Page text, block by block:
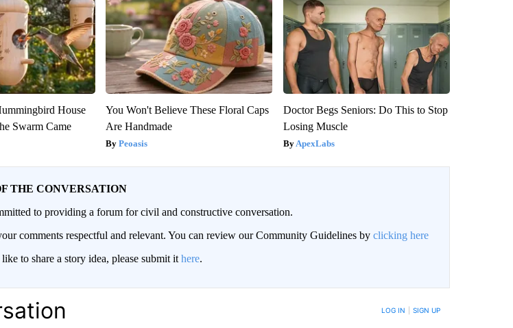
House
Swarm Came
You Won't Believe These Floral Caps
Are Handmade
Peoasis
Doctor Begs Seniors: Do This to Stop
Losing Muscle
ApexLabs
THE CONVERSATION
to providing a forum for civil and constructive conversation.
comments respectful and relevant. You can review our Community Guidelines by clicking here
to share a story idea, please submit it here.
LOG IN SIGN UP